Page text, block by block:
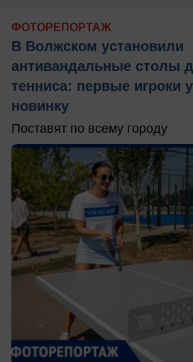
ФОТОРЕПОРТАЖ
В Волжском установили
антивандальные столы
тенниса: первые игроки
новинку
Поставят по всему городу